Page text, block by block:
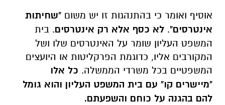
אוסיף ואומר כי בהתנהגות זו יש משום "שחיתות
אינטרסים". לא כסף אלא רק אינטרסים. בית
המשפט העליון שומר על האינטרסים שלו ושל
המקורבים אליו, כדוגמת הפרקליטות או היועצים
המשפטיים בכל משרדי הממשלה. כל אלו
"מיישרים קו" עם בית המשפט העליון והוא גומל
להם בהגנה על כוחם והשפעתם.